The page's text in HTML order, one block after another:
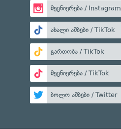
მეცნიერება / Instagram
ახალი ამბები / TikTok
გართობა / TikTok
მეცნიერება / TikTok
ბოლო ამბები / Twitter